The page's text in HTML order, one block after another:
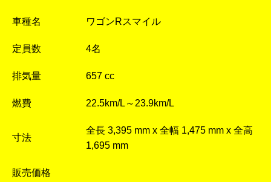
車種名 ワゴンRスマイル
定員数 4名
排気量 657 cc
燃費 22.5km/L～23.9km/L
寸法
全長 3,395 mm x 全幅 1,475 mm x 全高
1,695 mm
販売価格